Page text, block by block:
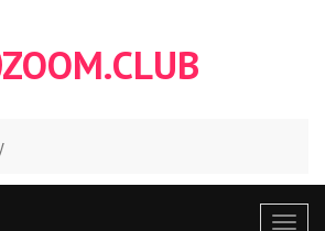
ZOOM.CLUB